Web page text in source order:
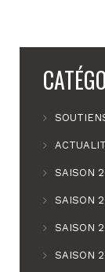
SAISON
SAISON
SAISON
SAISON